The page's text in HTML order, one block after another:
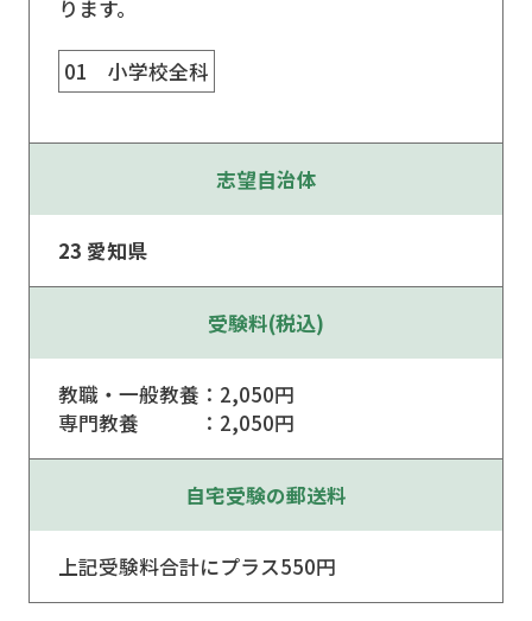
ります。
01 小学校全科
志望⾃治体
23 愛知県
受験料(税込)
教職・一般教養：2,050円
専門教養 ：2,050円
自宅受験の郵送料
上記受験料合計にプラス550円